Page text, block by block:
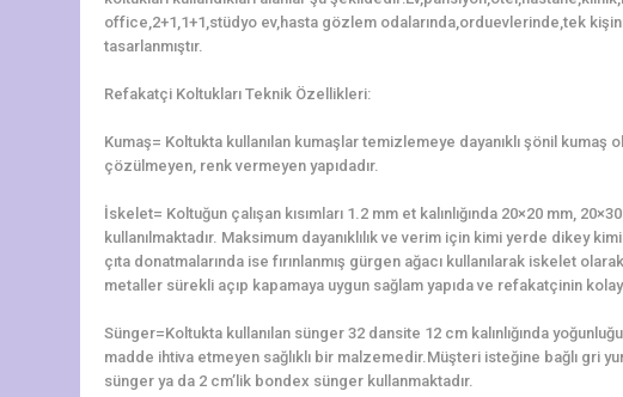
office,2+1,1+1,stüdyo ev,hasta gözlem odalarında,orduevlerinde,tek
tasarlanmıştır.
Refakatçi Koltukları Teknik Özellikleri:
Kumaş= Koltukta kullanılan kumaşlar temizlemeye dayanıklı şönil kumaş
çözülmeyen, renk vermeyen yapıdadır.
İskelet= Koltuğun çalışan kısımları 1.2 mm et kalınlığında 20×20 mm,
kullanılmaktadır. Maksimum dayanıklılık ve verim için kimi yerde dikey
çıta donatmalarında ise fırınlanmış gürgen ağacı kullanılarak iskelet
metaller sürekli açıp kapamaya uygun sağlam yapıda ve refakatçinin
Sünger=Koltukta kullanılan sünger 32 dansite 12 cm kalınlığında
madde ihtiva etmeyen sağlıklı bir malzemedir.Müşteri isteğine bağlı gri
sünger ya da 2 cm’lik bondex sünger kullanmaktadır.